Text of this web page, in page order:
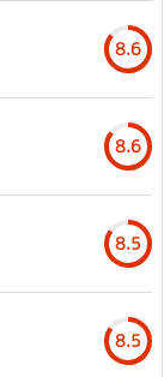
8.6
8.6
8.5
8.5